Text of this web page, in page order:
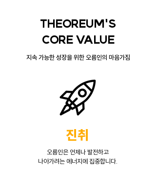
THEOREUM'S
CORE VALUE
​지속 가능한 성장을 위한 오름인의 마음가짐
진취
오름인은 언제나 발전하고
나아가려는 에너지에 집중합니다.